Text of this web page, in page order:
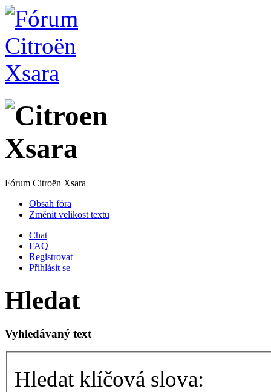
Fórum Citroën Xsara
Obsah fóra
Změnit velikost textu
Chat
FAQ
Registrovat
Přihlásit se
Hledat
Vyhledávaný text
Hledat klíčová slova: